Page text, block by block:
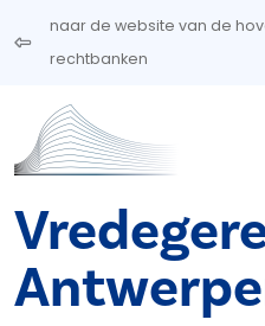
Overslaan en naar de inhoud
naar de website van de
rechtbanken